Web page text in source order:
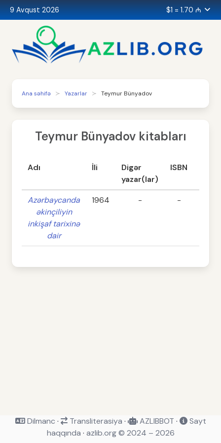
9 Avqust 2026 $1 = 1.70 ₼
Ana səhifə Yazarlar Teymur Bünyadov
Teymur Bünyadov kitabları
Adı İli
Digər
yazar(lar)
ISBN
Azərbaycanda
əkinçiliyin
inkişaf tarixinə
dair
1964 - -
Dilmanc · Transliterasiya · AZLIBBOT ·
Sayt
haqqında · azlib.org © 2024 – 2026